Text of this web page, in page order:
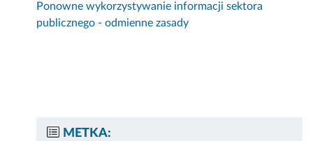
Ponowne wykorzystywanie informacji sektora
publicznego - odmienne zasady
METKA: